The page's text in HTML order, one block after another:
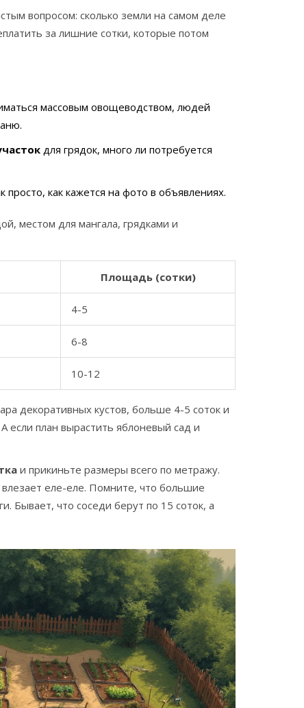
вопросом: сколько земли на самом деле
за лишние сотки, которые потом
массовым овощеводством, людей
для грядок, много ли потребуется
как кажется на фото в объявлениях.
местом для мангала, грядками и
Площадь (сотки)
4-5
6-8
10-12
декоративных кустов, больше 4-5 соток и
план вырастить яблоневый сад и
и прикиньте размеры всего по метражу.
еле-еле. Помните, что большие
Бывает, что соседи берут по 15 соток, а